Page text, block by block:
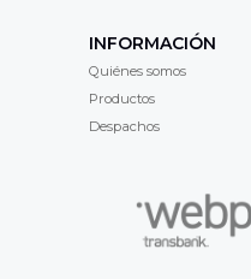
INFORMACIÓN
Quiénes somos
Productos
Despachos